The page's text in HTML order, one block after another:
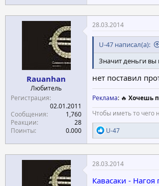
Rauanhan
Любитель
Регистрация
02.01.2011
Сообщения
1,760
Реакции
28
Поинты
0.000
28.03.2014
U-47 написал(а):
Значит деньги
нет поставил
Реклама: 🔥 Хочешь
Чтобы иметь то чего
Р
е
а
к
ц
и
и
U-47
28.03.2014
Кавасаки - Нагоя